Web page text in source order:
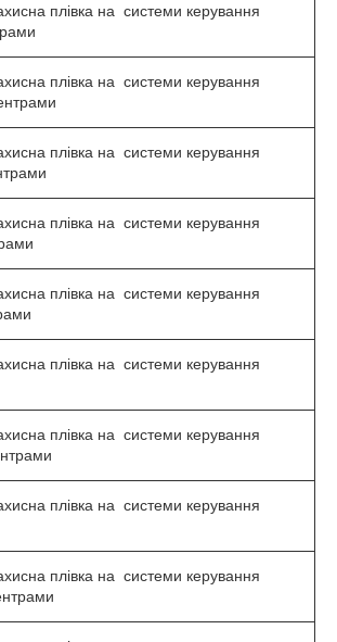
плівка на системи керування
плівка на системи керування
плівка на системи керування
плівка на системи керування
плівка на системи керування
плівка на системи керування
плівка на системи керування
плівка на системи керування
плівка на системи керування